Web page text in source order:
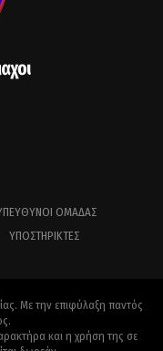
ΟΜΆΔΑΣ
ΥΠΟΣΤΗΡΙΚΤΈΣ
Με την επιφύλαξη παντός
και η χρήση της σε